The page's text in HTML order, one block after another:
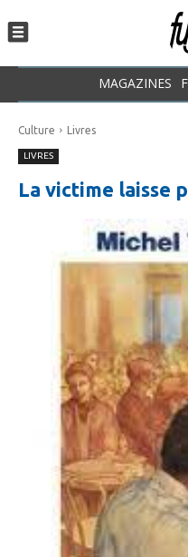
MAGAZINES
Culture Livres
LIVRES
La victime laisse